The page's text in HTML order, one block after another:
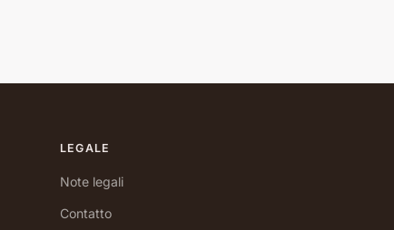
LEGALE
Note legali
Contatto